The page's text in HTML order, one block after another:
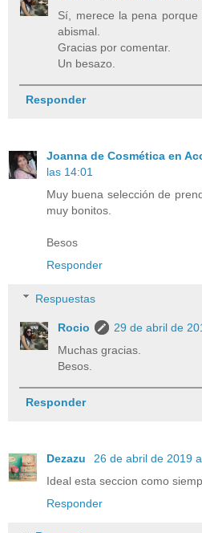
Sí, merece la pena
abismal.
Gracias por comentar.
Un besazo.
Responder
Joanna de Cosmética en
las 14:01
Muy buena selección de
muy bonitos.
Besos
Responder
Respuestas
Rocio
29 de abril de
Muchas gracias.
Besos.
Responder
Dezazu
26 de abril de 2019
Ideal esta seccion como
Responder